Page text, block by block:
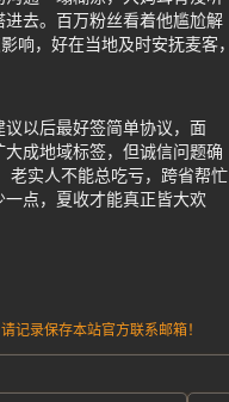
去。百万粉丝看着他尴尬解
响，好在当地及时安抚麦客，
以后最好签简单协议，面
成地域标签，但诚信问题确
老实人不能总吃亏，跨省帮忙
点，夏收才能真正皆大欢
记录保存本站官方联系邮箱！